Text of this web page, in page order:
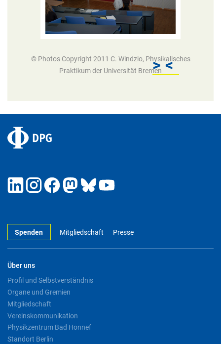
<
>
© Photos Copyright 2011 C. Windzio, Physikalisches
Praktikum der Universität Bremen
Spenden Mitgliedschaft Presse
Über uns
Profil und Selbstverständnis
Organe und Gremien
Mitgliedschaft
Vereinskommunikation
Physikzentrum Bad Honnef
Standort Berlin